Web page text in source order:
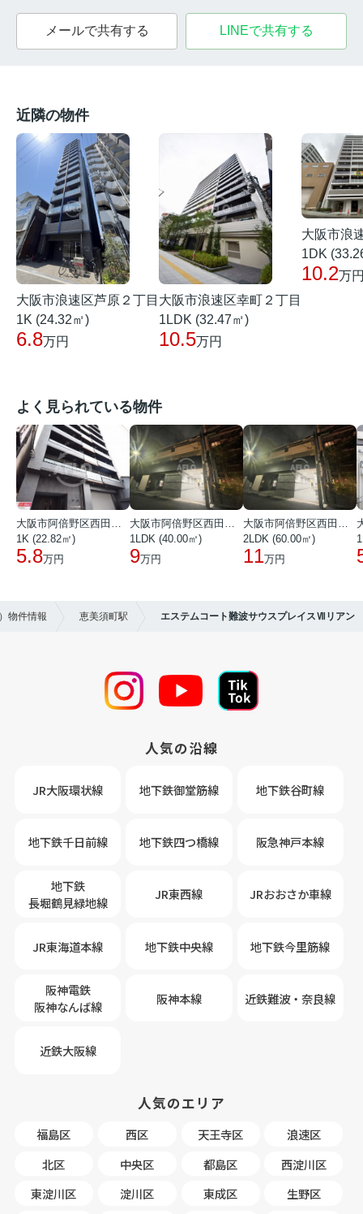
メールで共有する LINEで共有する
近隣の物件
大阪市浪速区芦原２丁目
1K (24.32㎡)
6.8万円
大阪市浪速区幸町２丁目
1LDK (32.47㎡)
10.5万円
大阪市浪
1DK
10.2万
よく見られている物件
大阪市阿倍野区西田辺町１丁目
1K (22.82㎡)
5.8万円
大阪市阿倍野区西田辺町１丁目
1LDK (40.00㎡)
9万円
大阪市阿倍野区西田辺町１丁目
2LDK (60.00㎡)
11万円
物件情報 恵美須町駅 エステムコート難波サウスプレイスⅦリアン
人気の沿線
JR大阪環状線 地下鉄御堂筋線 地下鉄谷町線
地下鉄千日前線 地下鉄四つ橋線 阪急神戸本線
地下鉄
長堀鶴見緑地線
JR東西線 JRおおさか車線
JR東海道本線 地下鉄中央線 地下鉄今里筋線
阪神電鉄
阪神なんば線
阪神本線 近鉄難波・奈良線
近鉄大阪線
人気のエリア
福島区 西区 天王寺区
浪速区
北区
中央区 都島区
西淀川区
東淀川区
淀川区 東成区
生野区